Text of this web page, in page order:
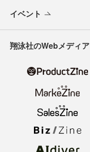
イベント
翔泳社のWebメディア